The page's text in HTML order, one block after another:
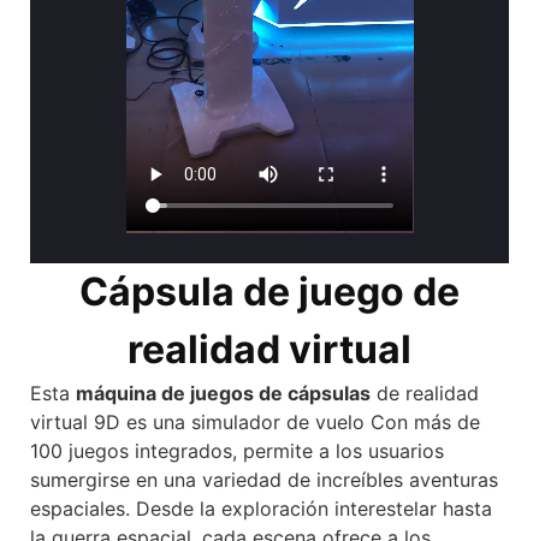
Cápsula de juego de
realidad virtual
Esta máquina de juegos de cápsulas de realidad
virtual 9D es una simulador de vuelo Con más de
100 juegos integrados, permite a los usuarios
sumergirse en una variedad de increíbles aventuras
espaciales. Desde la exploración interestelar hasta